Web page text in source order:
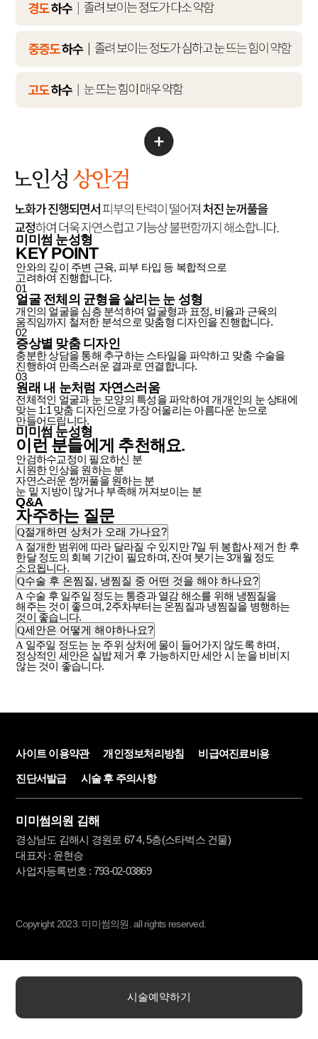
시술예약하기
미미썸 눈성형
KEY POINT
안와의 깊이 주변 근육, 피부 타입 등 복합적으로
고려하여 진행합니다.
01
얼굴 전체의 균형을 살리는 눈 성형
개인의 얼굴을 심층 분석하여 얼굴형과 표정, 비율과 근육의
움직임까지 철저한 분석으로 맞춤형 디자인을 진행합니다.
02
증상별 맞춤 디자인
충분한 상담을 통해 추구하는 스타일을 파악하고 맞춤 수술을
진행하여 만족스러운 결과로 연결합니다.
03
원래 내 눈처럼 자연스러움
전체적인 얼굴과 눈 모양의 특성을 파악하여 개개인의 눈 상태에
맞는 1:1 맞춤 디자인으로 가장 어울리는 아름다운 눈으로
만들어드립니다.
미미썸 눈성형
이런 분들에게 추천해요.
안검하수교정이 필요하신 분
시원한 인상을 원하는 분
자연스러운 쌍꺼풀을 원하는 분
눈 밑 지방이 많거나 부족해 꺼져보이는 분
Q&A
자주하는 질문
Q절개하면 상처가 오래 가나요?
A 절개한 범위에 따라 달라질 수 있지만 7일 뒤 봉합사 제거 한 후
한달 정도의 회복 기간이 필요하며, 잔여 붓기는 3개월 정도
소요됩니다.
Q수술 후 온찜질, 냉찜질 중 어떤 것을 해야 하나요?
A 수술 후 일주일 정도는 통증과 열감 해소를 위해 냉찜질을
해주는 것이 좋으며, 2주차부터는 온찜질과 냉찜질을 병행하는
것이 좋습니다.
Q세안은 어떻게 해야하나요?
A 일주일 정도는 눈 주위 상처에 물이 들어가지 않도록 하며,
정상적인 세안은 실밥 제거 후 가능하지만 세안 시 눈을 비비지
않는 것이 좋습니다.
사이트 이용약관 개인정보처리방침 비급여진료비용
진단서발급 시술 후 주의사항
미미썸의원 김해
경상남도 김해시 경원로 67 4, 5층(스타벅스 건물)
대표자 : 윤현승
사업자등록번호 : 793-02-03869
Copyright 2023. 미미썸의원. all rights reserved.